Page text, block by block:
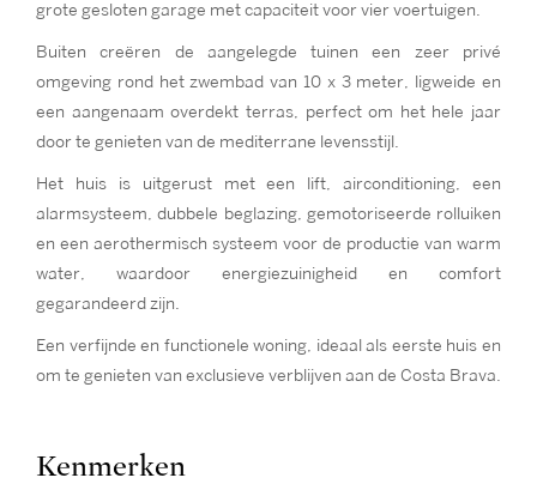
grote gesloten garage met capaciteit voor vier voertuigen.
Buiten creëren de aangelegde tuinen een zeer privé
omgeving rond het zwembad van 10 x 3 meter, ligweide en
een aangenaam overdekt terras, perfect om het hele jaar
door te genieten van de mediterrane levensstijl.
Het huis is uitgerust met een lift, airconditioning, een
alarmsysteem, dubbele beglazing, gemotoriseerde rolluiken
en een aerothermisch systeem voor de productie van warm
water, waardoor energiezuinigheid en comfort
gegarandeerd zijn.
Een verfijnde en functionele woning, ideaal als eerste huis en
om te genieten van exclusieve verblijven aan de Costa Brava.
Kenmerken